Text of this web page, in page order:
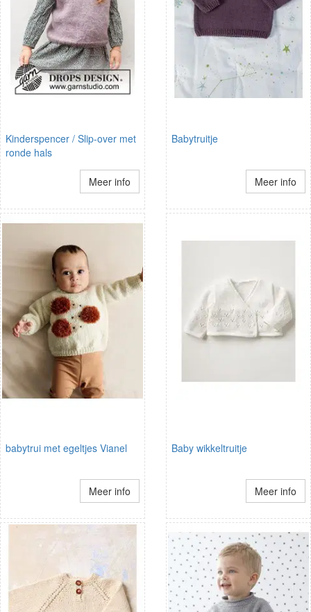
Kinderspencer / Slip-over met
ronde hals
Meer info
Babytruitje
Meer info
babytrui met egeltjes Vianel
Meer info
Baby wikkeltruitje
Meer info